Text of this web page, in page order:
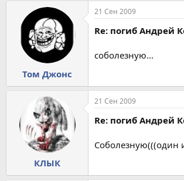
Том Джонс
21 Сен 2009
Re: погиб Андрей
соболезную...
КЛЫК
21 Сен 2009
Re: погиб Андрей
Соболезную(((один